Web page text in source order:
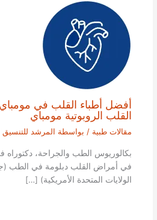
أفضل أطباء القلب في
القلب الروبوتية مومباي
مقالات طبية / بواسطة المرشد
بكالوريوس الطب والجراحة،
في أمراض القلب دبلومة في الطب
الولايات المتحدة الأمريكية) […]